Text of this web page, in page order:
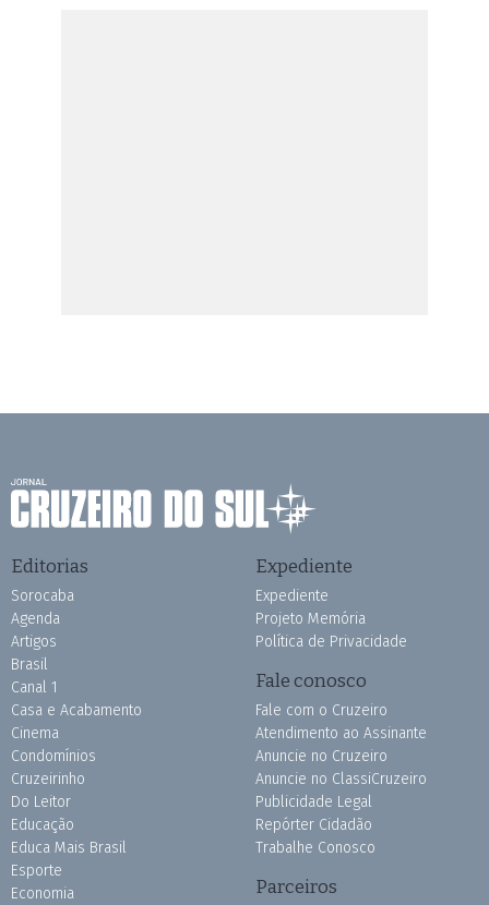
Editorias
Sorocaba
Agenda
Artigos
Brasil
Canal 1
Casa e Acabamento
Cinema
Condomínios
Cruzeirinho
Do Leitor
Educação
Educa Mais Brasil
Esporte
Economia
Expediente
Expediente
Projeto Memória
Política de Privacidade
Fale conosco
Fale com o Cruzeiro
Atendimento ao Assinante
Anuncie no Cruzeiro
Anuncie no ClassiCruzeiro
Publicidade Legal
Repórter Cidadão
Trabalhe Conosco
Parceiros